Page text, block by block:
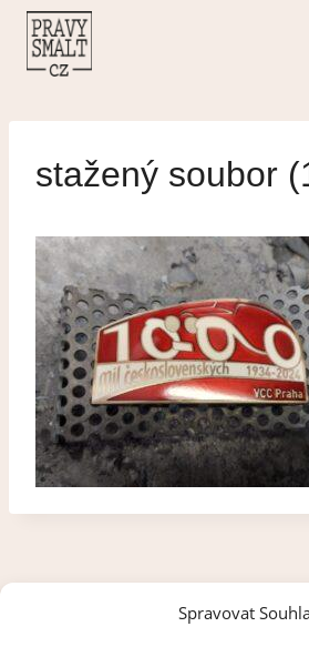
Spravovat
Přeskočit
obsah
stažený soubor